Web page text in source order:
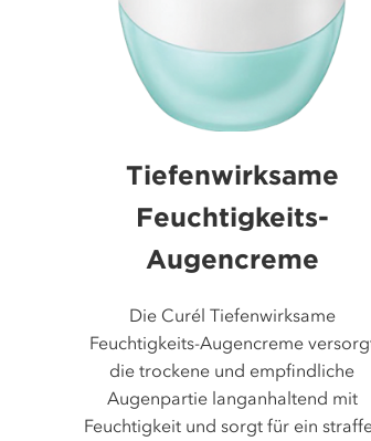
Tiefenwirksame
Feuchtigkeits-
Augencreme
Die Curél Tiefenwirksame
Feuchtigkeits-Augencreme
die trockene und empfindliche
Augenpartie langanhaltend mit
Feuchtigkeit und sorgt für ein